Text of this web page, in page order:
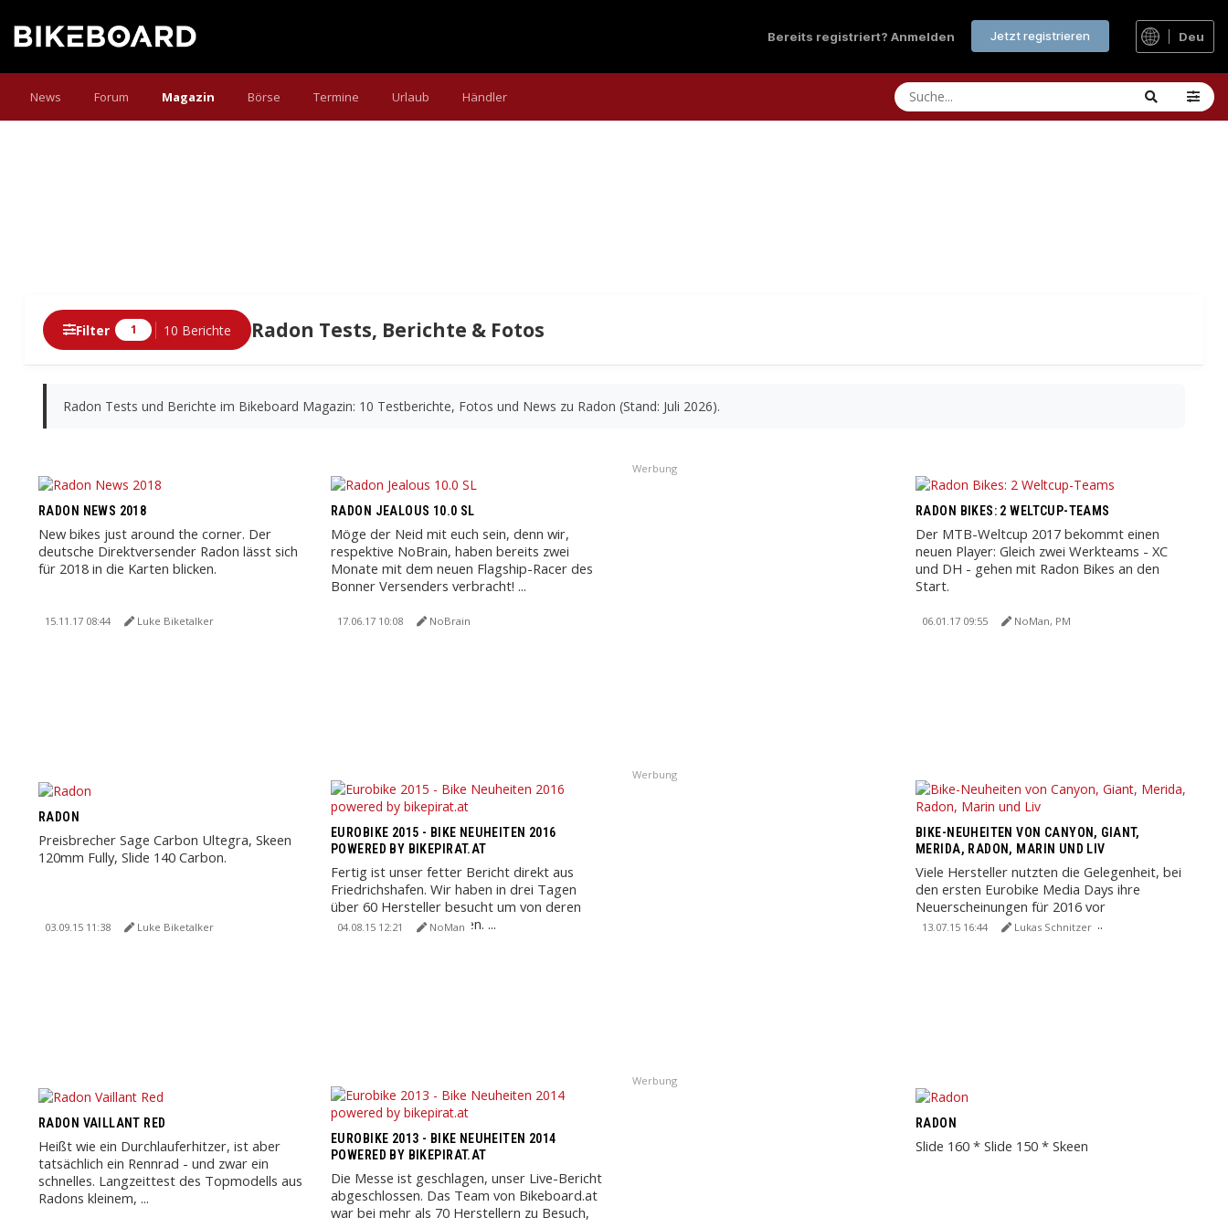
Bereits registriert? Anmelden Jetzt registrieren Deu
News Forum Magazin Börse Termine Urlaub Händler
Radon Tests, Berichte & Fotos
Filter 1 10 Berichte
Berichte
Radon Tests und Berichte im Bikeboard Magazin: 10 Testberichte, Fotos und News zu Radon (Stand: Juli 2026).
RADON NEWS 2018
New bikes just around the corner. Der
deutsche Direktversender Radon lässt sich
für 2018 in die Karten blicken.
15.11.17 08:44 Luke Biketalker
RADON JEALOUS 10.0 SL
Möge der Neid mit euch sein, denn wir,
respektive NoBrain, haben bereits zwei
Monate mit dem neuen Flagship-Racer des
Bonner Versenders verbracht! ...
17.06.17 10:08 NoBrain
Werbung
RADON BIKES: 2 WELTCUP-TEAMS
Der MTB-Weltcup 2017 bekommt einen
neuen Player: Gleich zwei Werkteams - XC
und DH - gehen mit Radon Bikes an den
Start.
06.01.17 09:55 NoMan, PM
RADON
Preisbrecher Sage Carbon Ultegra, Skeen
120mm Fully, Slide 140 Carbon.
03.09.15 11:38 Luke Biketalker
EUROBIKE 2015 - BIKE NEUHEITEN 2016
POWERED BY BIKEPIRAT.AT
Fertig ist unser fetter Bericht direkt aus
Friedrichshafen. Wir haben in drei Tagen
über 60 Hersteller besucht um von deren
Neuigkeiten zu berichten. ...
04.08.15 12:21 NoMan
Werbung
BIKE-NEUHEITEN VON CANYON, GIANT,
MERIDA, RADON, MARIN UND LIV
Viele Hersteller nutzten die Gelegenheit, bei
den ersten Eurobike Media Days ihre
Neuerscheinungen für 2016 vor
beeindruckender Bergkulisse ...
13.07.15 16:44 Lukas Schnitzer
RADON VAILLANT RED
Heißt wie ein Durchlauferhitzer, ist aber
tatsächlich ein Rennrad - und zwar ein
schnelles. Langzeittest des Topmodells aus
Radons kleinem, ...
EUROBIKE 2013 - BIKE NEUHEITEN 2014
POWERED BY BIKEPIRAT.AT
Die Messe ist geschlagen, unser Live-Bericht
abgeschlossen. Das Team von Bikeboard.at
war bei mehr als 70 Herstellern zu Besuch,
Werbung
RADON
Slide 160 * Slide 150 * Skeen